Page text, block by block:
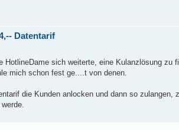
Datentarif
HotlineDame sich weiterte, eine Kulanzlösung zu
mich schon fest ge....t von denen.
die Kunden anlocken und dann so zulangen,